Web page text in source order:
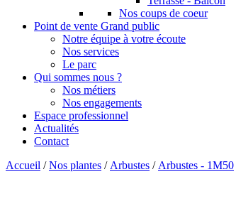
Nos coups de coeur
Point de vente Grand public
Notre équipe à votre écoute
Nos services
Le parc
Qui sommes nous ?
Nos métiers
Nos engagements
Espace professionnel
Actualités
Contact
Accueil /Nos plantes / Arbustes / Arbustes - 1M50